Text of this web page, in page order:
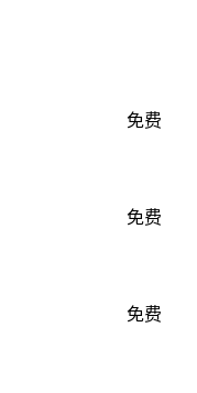
免费
免费
免费